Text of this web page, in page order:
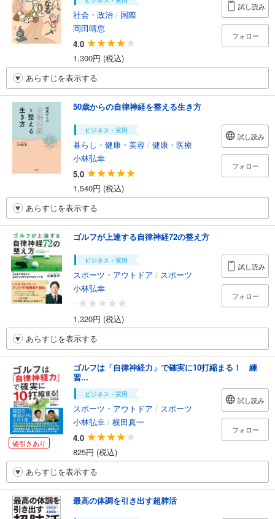
社会・政治 / 国際
岡田晴恵
4.0
1,300円 (税込)
試し読み
フォロー
あらすじを表示する
50歳からの自律神経を整える生き方
ビジネス・実用
暮らし・健康・美容 / 健康・医療
小林弘幸
5.0
1,540円 (税込)
試し読み
フォロー
あらすじを表示する
ゴルフが上達する自律神経72の整え方
ビジネス・実用
スポーツ・アウトドア / スポーツ
小林弘幸
-
1,320円 (税込)
試し読み
フォロー
あらすじを表示する
値引きあり
ゴルフは「自律神経力」で確実に10打縮まる！ 練
習...
ビジネス・実用
スポーツ・アウトドア / スポーツ
小林弘幸 / 横田真一
4.0
825円 (税込)
試し読み
フォロー
あらすじを表示する
最高の体調を引き出す超肺活